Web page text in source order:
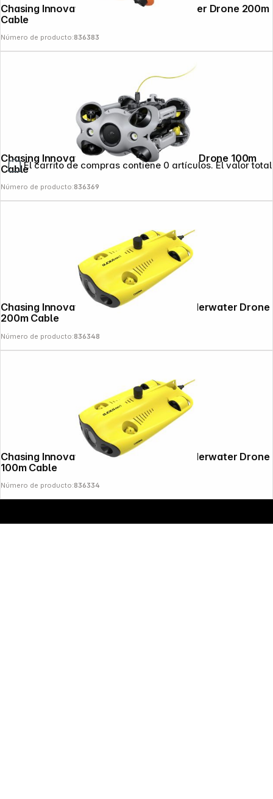
El carrito de compras contiene 0 artículos. El valor
Chasing Innovation M2 Pro 4K Underwater Drone 200m
Cable
Número de producto:836383
Chasing Innovation M2 S 4K Underwater Drone 100m
Cable
Número de producto:836369
Chasing Innovation Gladius MiniS 4K Underwater Drone
200m Cable
Número de producto:836348
Chasing Innovation Gladius MiniS 4K Underwater Drone
100m Cable
Número de producto:836334
Copyright © 2000 - 2026 DIFOX. All rights reserved.